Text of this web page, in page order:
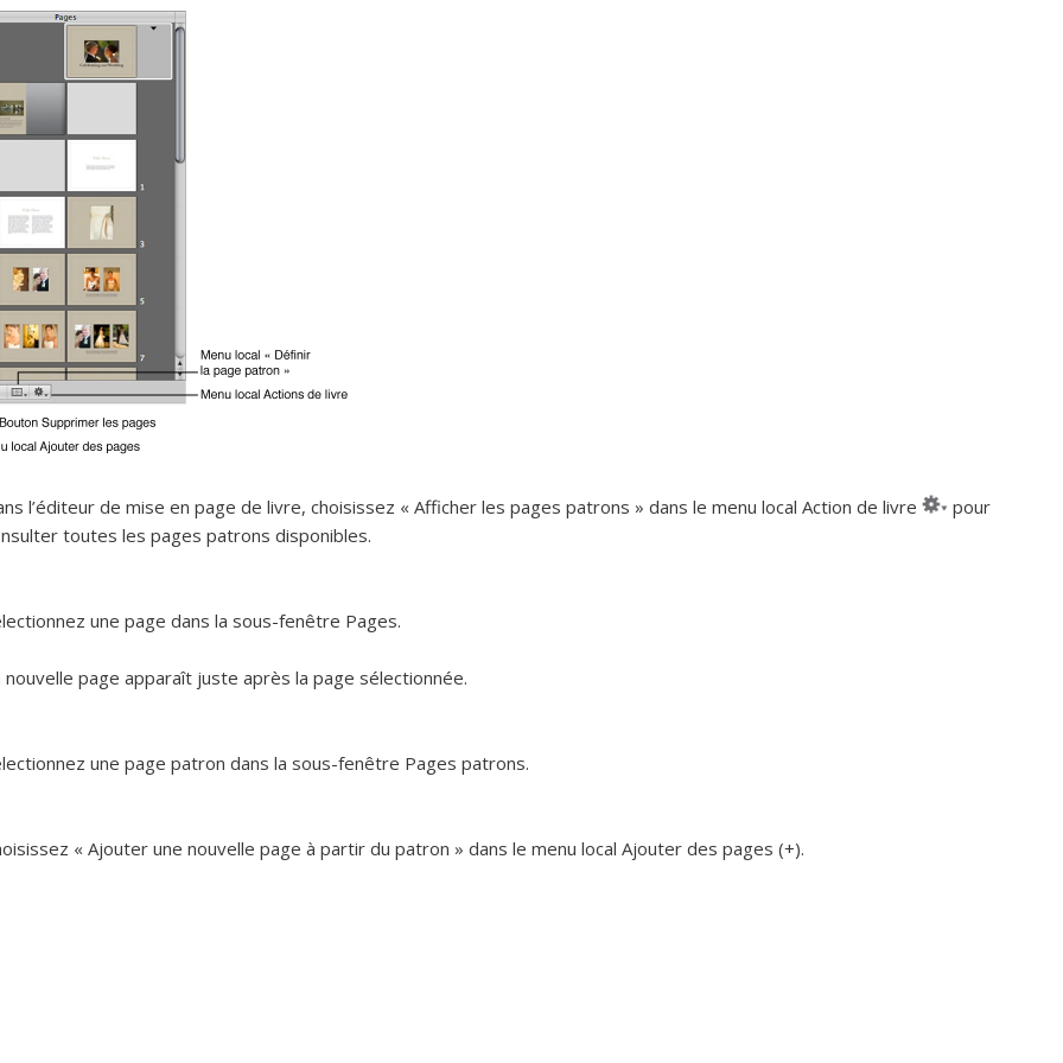
l’éditeur de mise en page de livre, choisissez « Afficher les pages patrons » dans le menu local Action de livre
pour
toutes les pages patrons disponibles.
une page dans la sous-fenêtre Pages.
nouvelle page apparaît juste après la page sélectionnée.
une page patron dans la sous-fenêtre Pages patrons.
« Ajouter une nouvelle page à partir du patron » dans le menu local Ajouter des pages (+).